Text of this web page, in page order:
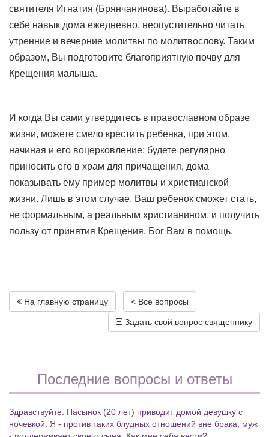
святителя Игнатия (Брянчанинова). Выработайте в
себе навык дома ежедневно, неопустительно читать
утренние и вечерние молитвы по молитвослову. Таким
образом, Вы подготовите благоприятную почву для
Крещения малыша.
И когда Вы сами утвердитесь в православном образе
жизни, можете смело крестить ребенка, при этом,
начиная и его воцерковление: будете регулярно
приносить его в храм для причащения, дома
показывать ему пример молитвы и христианской
жизни. Лишь в этом случае, Ваш ребенок сможет стать,
не формальным, а реальным христианином, и получить
пользу от принятия Крещения. Бог Вам в помощь.
На главную страницу < Все вопросы
Задать свой вопрос священнику
Последние вопросы и ответы
Здравствуйте. Пасынок (20 лет) приводит домой девушку с
ночевкой. Я - против таких блудных отношений вне брака, муж